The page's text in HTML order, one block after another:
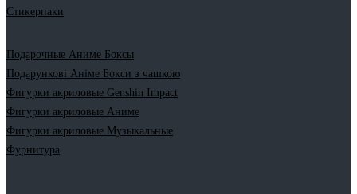
Стикерпаки
Подарочные Аниме Боксы
Подарункові Аніме Бокси з чашкою
Фигурки акриловые Genshin Impact
Фигурки акриловые Аниме
Фигурки акриловые Музыкальные
Фурнитура